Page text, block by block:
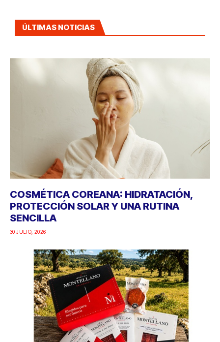
ÚLTIMAS NOTICIAS
COSMÉTICA COREANA: HIDRATACIÓN,
PROTECCIÓN SOLAR Y UNA RUTINA
SENCILLA
30 JULIO, 2026